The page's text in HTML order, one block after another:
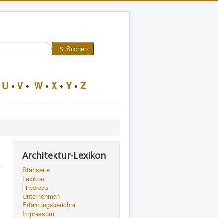
Suchen
U • V • W • X • Y • Z
Architektur-Lexikon
Startseite
Lexikon
Redirects
Unternehmen
Erfahrungsberichte
Impressum